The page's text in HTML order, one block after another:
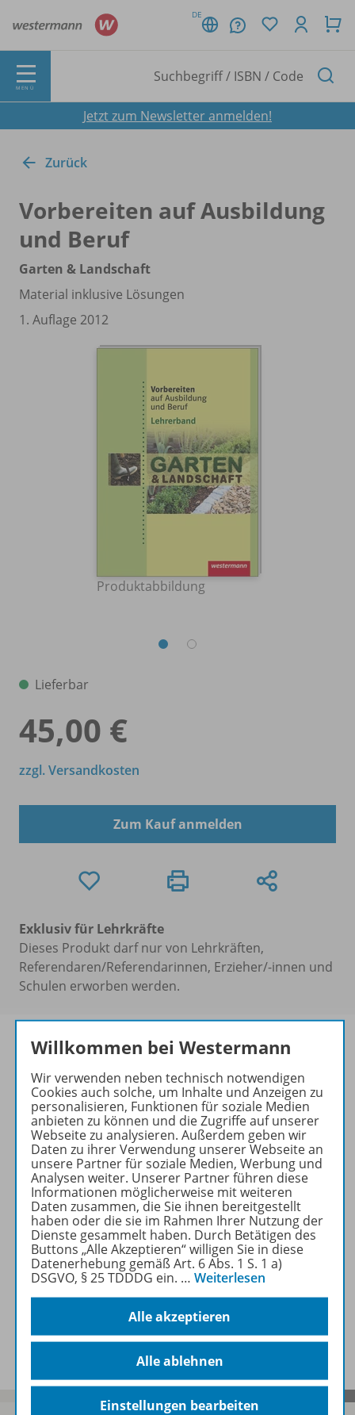
DE
MENÜ
Jetzt zum Newsletter anmelden!
Zurück
Vorbereiten auf Ausbildung
und Beruf
Garten & Landschaft
Material inklusive Lösungen
1. Auflage 2012
Produktabbildung
Lieferbar
45,00 €
zzgl. Versandkosten
Zum Kauf anmelden
Exklusiv für Lehrkräfte
Dieses Produkt darf nur von Lehrkräften,
Referendaren/Referendarinnen, Erzieher/-innen und
Schulen erworben werden.
Produktinformationen
Beschreibung
Zugehörige Produkte
Inhaltsverzeichnis
Benachrichtigungs-Service
Willkommen bei Westermann
Wir verwenden neben technisch notwendigen
Cookies auch solche, um Inhalte und Anzeigen zu
personalisieren, Funktionen für soziale Medien
anbieten zu können und die Zugriffe auf unserer
Webseite zu analysieren. Außerdem geben wir
Daten zu ihrer Verwendung unserer Webseite an
unsere Partner für soziale Medien, Werbung und
Analysen weiter. Unserer Partner führen diese
Informationen möglicherweise mit weiteren
Daten zusammen, die Sie ihnen bereitgestellt
haben oder die sie im Rahmen Ihrer Nutzung der
Dienste gesammelt haben. Durch Betätigen des
Buttons „Alle Akzeptieren“ willigen Sie in diese
Datenerhebung gemäß Art. 6 Abs. 1 S. 1 a)
DSGVO, § 25 TDDDG ein. … Weiterlesen
Alle akzeptieren
Alle ablehnen
Einstellungen bearbeiten